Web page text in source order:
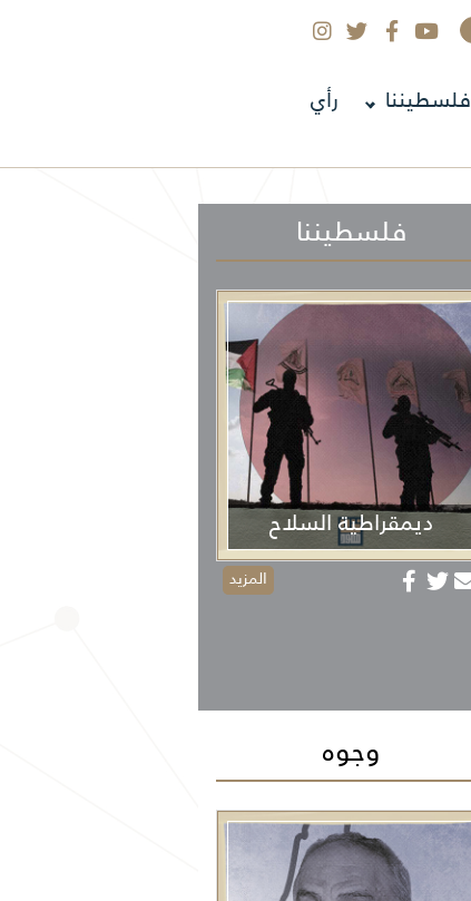
فلسطيننا رأي
فلسطيننا
ديمقراطية السلاح
المزيد
وجوه